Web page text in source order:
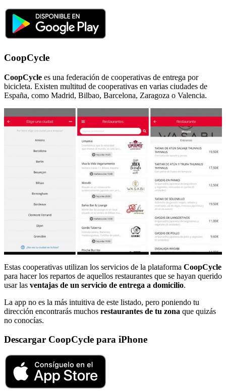
CoopCycle
CoopCycle es una federación de cooperativas de entrega por
bicicleta. Existen multitud de cooperativas en varias ciudades de
España, como Madrid, Bilbao, Barcelona, Zaragoza o Valencia.
Estas cooperativas utilizan los servicios de la plataforma CoopCycle
para hacer los repartos de aquellos restaurantes que se hayan querido
usar las ventajas de un servicio de entrega a domicilio.
La app no es la más intuitiva de este listado, pero poniendo tu
dirección encontrarás muchos restaurantes de tu zona que quizás
no conocías.
Descargar CoopCycle para iPhone